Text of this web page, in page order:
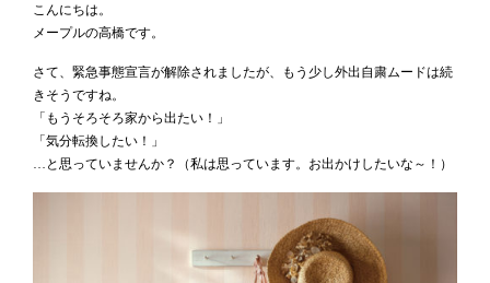
こんにちは。
メープルの高橋です。
さて、緊急事態宣言が解除されましたが、もう少し外出自粛ムードは続
きそうですね。
「もうそろそろ家から出たい！」
「気分転換したい！」
…と思っていませんか？（私は思っています。お出かけしたいな～！）